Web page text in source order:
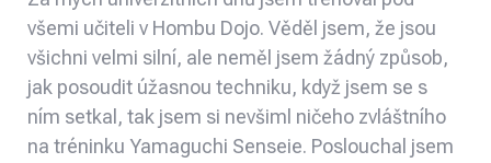
všemi učiteli v Hombu Dojo. Věděl jsem, že jsou
všichni velmi silní, ale neměl jsem žádný způsob,
jak posoudit úžasnou techniku, když jsem se s
ním setkal, tak jsem si nevšiml ničeho zvláštního
na tréninku Yamaguchi Senseie. Poslouchal jsem